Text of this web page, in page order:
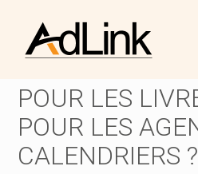
Aller
au
Créer et reprendre une activité
Développer votre entreprise
Construire votre patrimoine
Piloter votre gestion
Gérer vos ressources humaines
Dématérialiser vos documents
POUR LES
POUR LES
CALENDRIERS ?